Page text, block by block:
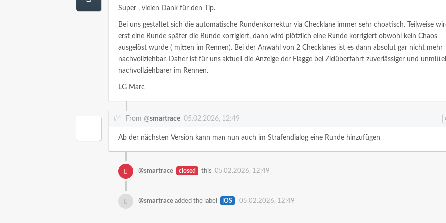
Super , vielen Dank für den Tip.
Bei uns gestaltet sich die automatische Rundenkorrektur via Checklane immer sehr choatisch. Teilweise
erst eine Runde später die Runde korrigiert, dann wird plötzlich eine Runde korrigiert obwohl kein Chaos
ausgelöst wurde ( mitten im Rennen). Bei der Anwahl von 2 Checklanes ist es dann absolut gar nicht mehr
nachvollziehbar. Daher ist für uns aktuell die Anzeige der Flagge bei Zielüberfahrt zuverlässiger und
nachvollziehbarer im Rennen.
LG Marc
#4 From @smartrace 05.02.2026, 12:49
Ab der nächsten Version kann man nun auch im Strafendialog eine Runde hinzufügen
@smartrace closed this 05.02.2026, 12:49
@smartrace added the label iOS 05.02.2026, 12:49